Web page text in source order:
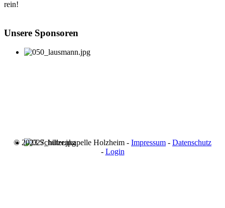
rein!
Unsere Sponsoren
© 2023 Schützenkapelle Holzheim - Impressum - Datenschutz
- Login